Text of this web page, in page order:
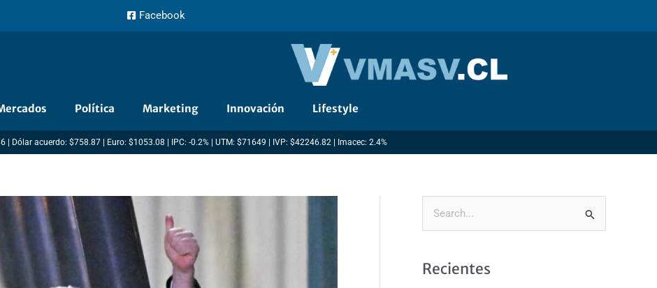
Facebook
Política Marketing Innovación Lifestyle
| Dólar acuerdo: $758.87 | Euro: $1053.08 | IPC: -0.2% | UTM: $71649 | IVP: $42246.82 | Imacec: 2.4%
Recientes